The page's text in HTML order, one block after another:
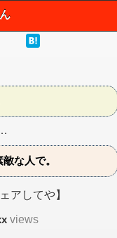
な人で。
アしてや】
views